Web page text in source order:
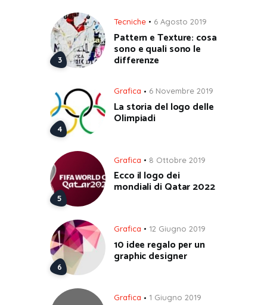
Tecniche 6 Agosto 2019
Pattern e Texture: cosa
sono e quali sono le
differenze
Grafica 6 Novembre 2019
La storia del logo delle
Olimpiadi
Grafica 8 Ottobre 2019
Ecco il logo dei
mondiali di Qatar 2022
Grafica 12 Giugno 2019
10 idee regalo per un
graphic designer
Grafica 1 Giugno 2019